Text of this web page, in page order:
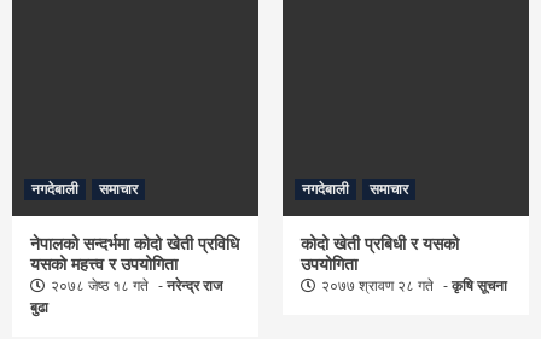
नगदेबाली समाचार
नेपालको सन्दर्भमा कोदो खेती प्रविधि
यसको महत्त्व र उपयोगिता
२०७८ जेष्ठ १८ गते
नरेन्द्र राज
बुढा
नगदेबाली समाचार
कोदो खेती प्रबिधी र यसको
उपयोगिता
२०७७ श्रावण २८ गते कृषि सूचना